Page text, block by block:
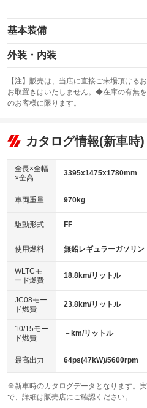
基本装備
エアバッグ：運転席/助手席/サイド
：装備あり
：装備あり
サンルーフ
：装備なし
リフトアップ
：装備なし
：装備なし
パワーウィンドウ
アイドリングストップ
：装備あり
USB入力端子
：装備あり
100V電源
：装備なし
センターデフロック
：装備なし
電動格納ミラー
：装備あり
外装・内装
カーナビ：SDナビ
：装備あり
TV：フルセグ
：装備あり
ビジュアル
：装備なし
アルミホイール：15インチ
：装備あり
HID(キセノンライト)
バックカメラ
エアロ
：装備なし
ローダウン
：装備なし
ベンチシート
：装備あり
チップアップシート
：装備なし
電動格納サードシート
：装備なし
ウォークスルー
【注】販売は、当店に直接ご来場頂け
お取置きはいたしません。◆在庫の有無
のお客様に限ります。
カタログ情報(新車時)
全長×全幅
×全高
3395x1475x1780mm
車両重量 970kg
駆動形式 FF
使用燃料 無鉛レギュラーガソリン
WLTCモ
ード燃費
18.8km/リットル
JC08モー
ド燃費
23.8km/リットル
10/15モー
ド燃費
－km/リットル
最高出力 64ps(47kW)/5600rpm
※新車時のカタログデータとなります。
で、詳細は販売店にご確認ください。